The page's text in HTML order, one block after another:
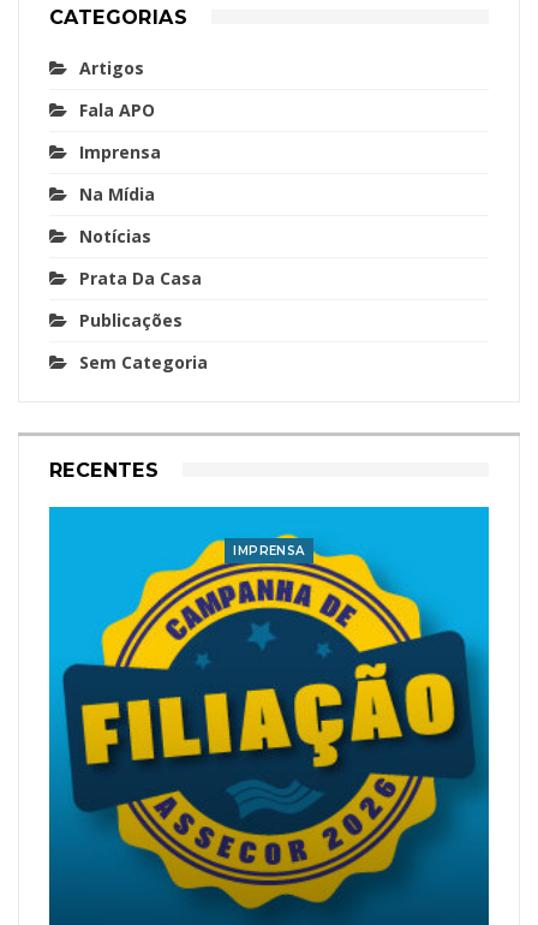
CATEGORIAS
Artigos
Fala APO
Imprensa
Na Mídia
Notícias
Prata Da Casa
Publicações
Sem Categoria
RECENTES
IMPRENSA